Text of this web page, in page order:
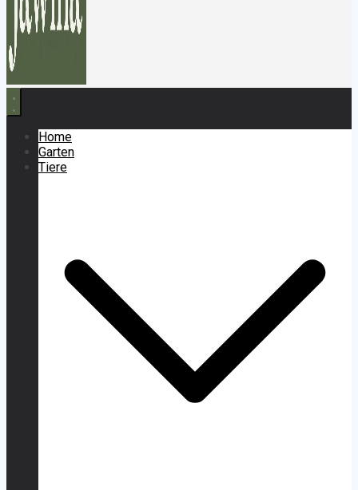
Home
Garten
Tiere